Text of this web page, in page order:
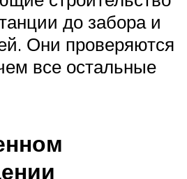
до забора и
Они проверяются
все остальные